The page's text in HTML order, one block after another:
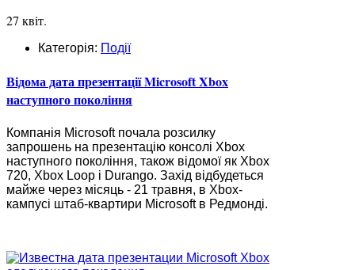
27 квіт.
Категорія: Події
Відома дата презентації Microsoft Xbox
наступного покоління
Компанія Microsoft почала розсилку
запрошень на презентацію консолі Xbox
наступного покоління, також відомої як Xbox
720, Xbox Loop і Durango. Захід відбудеться
майже через місяць - 21 травня, в Xbox-
кампусі штаб-квартири Microsoft в Редмонді.